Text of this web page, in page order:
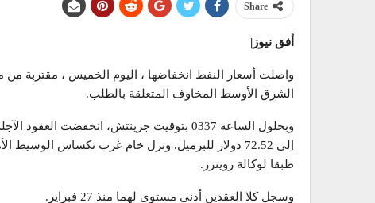
Share
أفق نيوز|
واصلت أسعار النفط انخفاضها ، اليوم الخميس ، مقتربة
الشرق الأوسط المخاوف المتعلقة بالطلب.
طبقا لوكالة رويترز.
وسجل كلا العقدين أدنى مستوى لهما منذ 27 فبراير.